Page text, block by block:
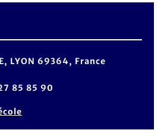
LYON 69364, France
85 85 90